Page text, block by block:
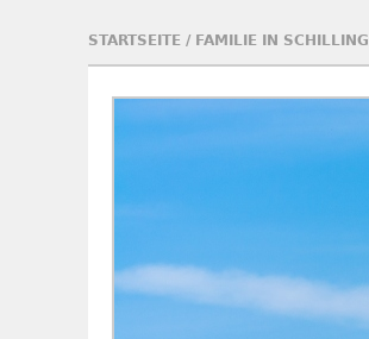
STARTSEITE/ FAMILIE IN SCHILLING